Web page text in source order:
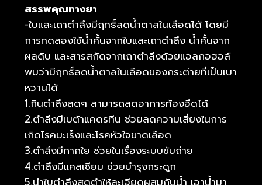
สรรพคุณทางยา
-ใบและเถาตำลึงมีฤทธิ์ลดน้ำตาลในเลือดได้ โดยมี
การทดลองใช้น้ำคั้นจากใบและเถาตำลึง น้ำคั้นจาก
ผลดิบ และสารสกัดจากเถาตำลึงด้วยแอลกอฮอล์
พบว่ามีฤทธิ์ลดน้ำตาลในเลือดของกระต่ายที่เป็นเบา
หวานได้
1.กินตำลึงสดๆ สามารถลดอาการท้องอืดได้
2.ตำลึงมีเบต้าแคดรทีน ช่วยลดความเสี่ยงในการ
เกิดโรคมะเร็งและโรคหัวใจขาดเลือด
3.ตำลึงมีกากใย ช่วยในเรื่องระบบขับถ่าย
4.ตำลึงมีแคลเซียม ช่วยบำรุงกระดูก
5.นำใบตำลึงสดตำให้ละเอียดผสมกับน้ำ เอาน้ำมา